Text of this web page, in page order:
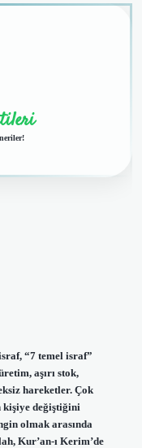
“7 temel israf”
aşırı stok,
hareketler. Çok
kişiye değiştiğini
olmak arasında
Kur’an-ı Kerim’de